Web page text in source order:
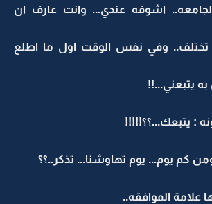
اشوفه عندي... وانت عارف ان
وفي نفس الوقت اول ما اطلع
يتبعني...!!
: يتبعك...؟؟!!!!!
كم يوم... يوم تهاوشنا... تذكر..؟؟
علامة الموافقه..